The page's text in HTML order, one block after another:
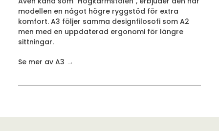
modellen en något högre ryggstöd för extra
komfort. A3 följer samma designfilosofi som A2
men med en uppdaterad ergonomi för längre
sittningar.
Se mer av A3 →